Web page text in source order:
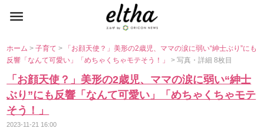
ホーム>子育て>
「お顔天使？」美形の2歳児、ママの涙に弱い“紳士ぶり”にも
反響「なんて可愛い」「めちゃくちゃモテそう！」> 写真・詳細 8枚目
「お顔天使？」美形の2歳児、ママの涙に弱い“紳士
ぶり”にも反響「なんて可愛い」「めちゃくちゃモテ
そう！」
2023-11-21 16:00